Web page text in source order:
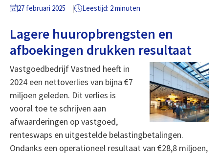
27 februari 2025 Leestijd: 2 minuten
Lagere huuropbrengsten en
afboekingen drukken resultaat
Vastgoedbedrijf Vastned heeft in
2024 een nettoverlies van bijna €7
miljoen geleden. Dit verlies is
vooral toe te schrijven aan
afwaarderingen op vastgoed,
renteswaps en uitgestelde belastingbetalingen.
Ondanks een operationeel resultaat van €28,8 miljoen,